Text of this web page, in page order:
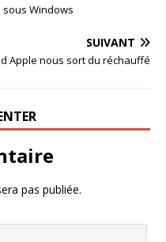
sous Windows
SUIVANT
Apple nous sort du réchauffé
pas publiée.